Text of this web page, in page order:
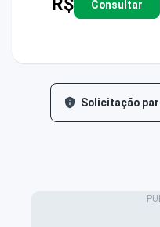
Consultar
Solicitação